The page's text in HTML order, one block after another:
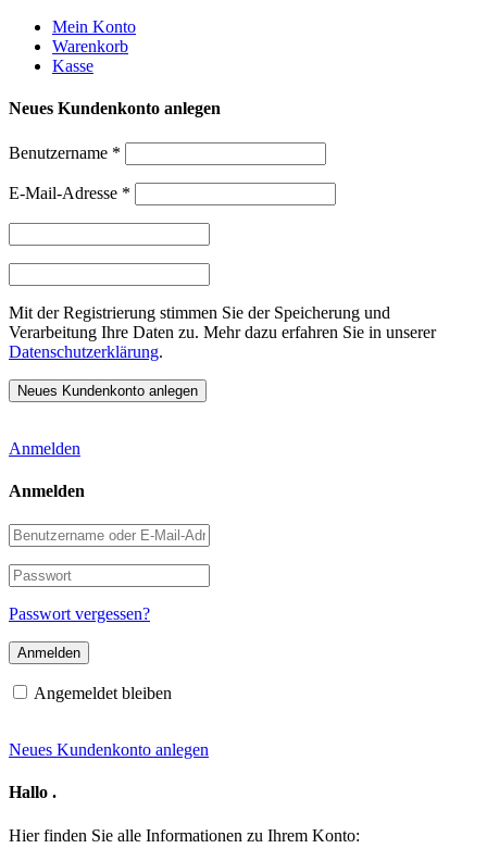
Weiter
zum
Inhalt
Mein Konto
Warenkorb
Kasse
Neues Kundenkonto anlegen
Benutzername *
E-Mail-Adresse *
Mit der Registrierung stimmen Sie der Speicherung und
Verarbeitung Ihre Daten zu. Mehr dazu erfahren Sie in unserer
Datenschutzerklärung.
Anmelden
Anmelden
Benutzername
oder
E-
Mail-
Adresse
Passwort
Passwort vergessen?
Angemeldet bleiben
Neues Kundenkonto anlegen
Hallo .
Hier finden Sie alle Informationen zu Ihrem Konto: